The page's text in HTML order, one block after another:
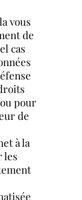
vous
de
cas
pour
de
à la
les